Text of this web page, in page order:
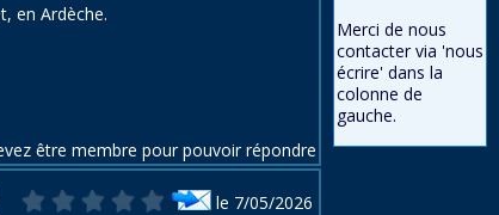
en Ardèche.
être membre pour pouvoir répondre
le 7/05/2026
Merci de nous
contacter via 'nous
écrire' dans la
colonne de
gauche.